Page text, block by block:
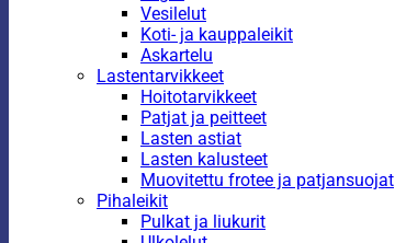
Vesilelut
Koti- ja kauppaleikit
Askartelu
Lastentarvikkeet
Hoitotarvikkeet
Patjat ja peitteet
Lasten astiat
Lasten kalusteet
Muovitettu frotee ja patjansuojat
Pihaleikit
Pulkat ja liukurit